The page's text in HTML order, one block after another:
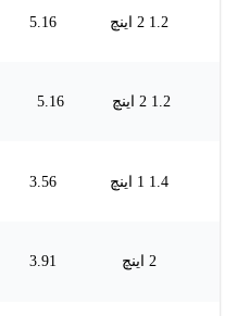
1.2 2 اینچ 5.16
1.2 2 اینچ 5.16
1.4 1 اینچ 3.56
2 اینچ 3.91